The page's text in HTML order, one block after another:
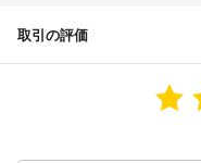
取引の評価